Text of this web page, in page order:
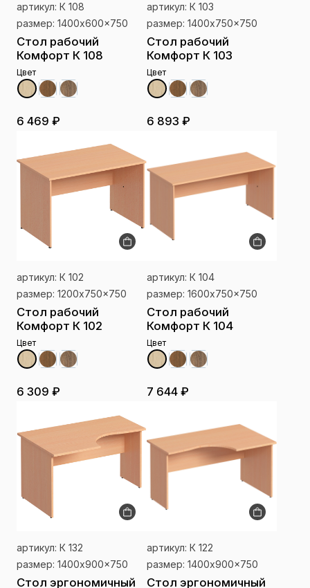
артикул: К 108
размер: 1400x600x750
Стол рабочий
Комфорт К 108
Цвет
6 469 ₽
артикул: К 103
размер: 1400x750x750
Стол рабочий
Комфорт К 103
Цвет
6 893 ₽
артикул: К 102
размер: 1200x750x750
Стол рабочий
Комфорт К 102
Цвет
6 309 ₽
артикул: К 104
размер: 1600x750x750
Стол рабочий
Комфорт К 104
Цвет
7 644 ₽
артикул: К 132
размер: 1400x900x750
Стол эргономичный
артикул: К 122
размер: 1400x900x750
Стол эргономичный